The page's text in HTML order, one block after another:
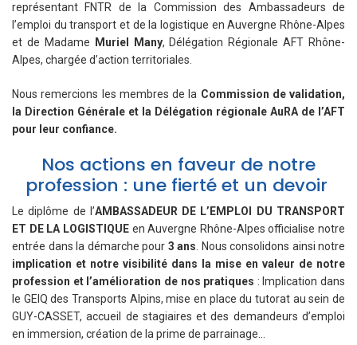
représentant FNTR de la Commission des Ambassadeurs de
l’emploi du transport et de la logistique en Auvergne Rhône-Alpes
et de Madame
Muriel Many, Délégation Régionale AFT Rhône-
Alpes, chargée d’action territoriales.
Nous remercions les membres de la Commission de validation,
la Direction Générale et la Délégation régionale AuRA de l’AFT
pour leur confiance.
Nos actions en faveur de notre
profession : une fierté et un devoir
Le diplôme de l’AMBASSADEUR DE L’EMPLOI DU TRANSPORT
ET DE LA LOGISTIQUEen Auvergne Rhône-Alpes officialise notre
entrée dans la démarche pour 3 ans . Nous consolidons ainsi notre
implication et notre visibilité dans la mise en valeur de notre
profession et l’amélioration de nos pratiques : Implication dans
le GEIQ des Transports Alpins, mise en place du tutorat au sein de
GUY-CASSET, accueil de stagiaires et des demandeurs d’emploi
en immersion, création de la prime de parrainage…